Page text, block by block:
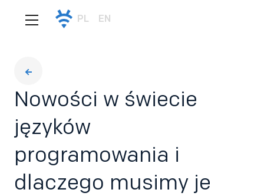
PL EN
Nowości w świecie
języków
programowania i
dlaczego musimy je